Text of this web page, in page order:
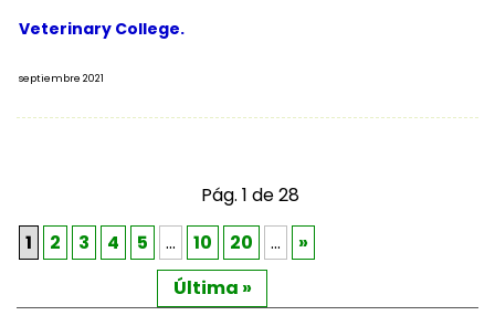
Veterinary College.
septiembre 2021
Pág. 1 de 28
1
2 3 4 5 … 10 20 …
»
Última »